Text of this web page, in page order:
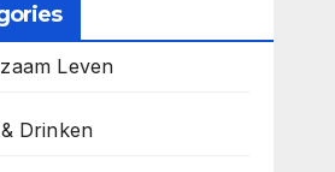
Leven
Drinken